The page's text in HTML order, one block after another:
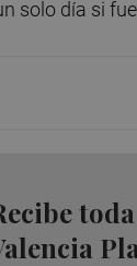
solo día si